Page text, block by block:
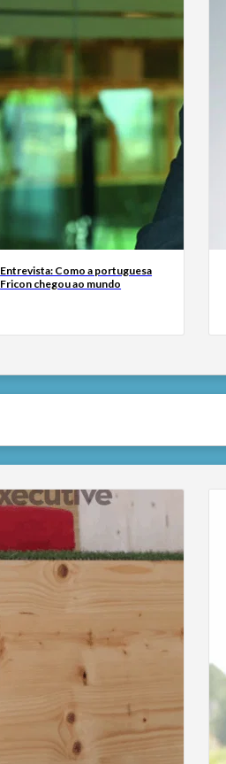
Entrevista: Como a portuguesa
Fricon chegou ao mundo